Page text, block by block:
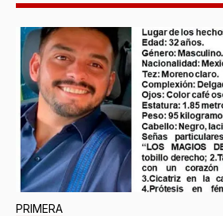
PRIMERA